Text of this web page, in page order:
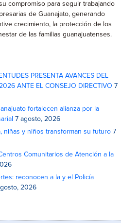
compromiso para seguir trabajando
de Guanajato, generando
crecimiento, la protección de los
de las familias guanajuatenses.
PRESENTA AVANCES DEL
ANTE EL CONSEJO DIRECTIVO 7
fortalecen alianza por la
7 agosto, 2026
niñas y niños transforman su futuro 7
Comunitarios de Atención a la
reconocen a la y el Policía
2026